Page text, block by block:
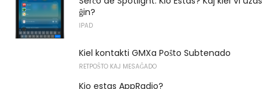
ĝin?
IPAD
Kiel kontakti GMXa Poŝto Subtenado
RETPOŜTO KAJ MESAĜADO
Kio estas AppRadio?